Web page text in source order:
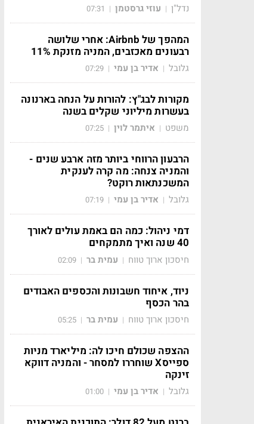
נדל"ן | עוזי גרסטמן |
07:31
המהפך של Airbnb: אחרי שלושה
רבעונים מאכזבים, המניה מזנקת 11%
גלובל | אדיר בן עמי |
07:29
מקורות לבג"ץ: להורות על הנחה בארנונה
בעשרות מיליוני שקלים בשנה
משפט | איתמר לוין |
07:25
הרבעון הרווחי ביותר מזה ארבע שנים -
והמניה צנחה: מה קרה לענקית
המשכנתאות רוקט?
גלובל | אדיר בן עמי |
07:19
דמי ניהול: כמה הם באמת עולים לאורך
40 שנה ואיך מתמקחים
חיסכון ארוך טווח | עמית בר |
02:09
ניוד, איחוד חשבונות והכספים האבודים
בהר הכסף
חיסכון ארוך טווח | עמית בר |
05:25
ההצפה שכולם חיכו לה: מיליארד מניות
ספייסX שוחררו למסחר - והמניה דווקא
זינקה
גלובל | אדיר בן עמי |
01:00